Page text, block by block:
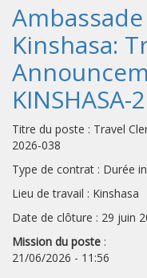
Kinshasa:
KINSHASA-
Titre du poste : Travel
2026-038
Type de contrat : Durée
Lieu de travail : Kinshasa
Date de clôture : 29 juin
Mission du poste :
21/06/2026 - 11:56